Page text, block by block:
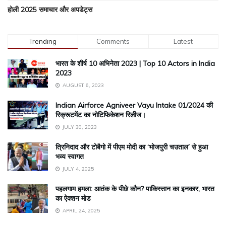
होली 2025 समाचार और अपडेट्स
Trending Comments Latest
भारत के शीर्ष 10 अभिनेता 2023 | Top 10 Actors in India
2023
AUGUST 6, 2023
Indian Airforce Agniveer Vayu Intake 01/2024 की
रिक्रूटमेंट का नोटिफिकेशन रिलीज।
JULY 30, 2023
त्रिनिदाद और टोबैगो में पीएम मोदी का ‘भोजपुरी चउताल’ से हुआ
भव्य स्वागत
JULY 4, 2025
पहलगाम हमला: आतंक के पीछे कौन? पाकिस्तान का इनकार, भारत
का ऐक्शन मोड
APRIL 24, 2025